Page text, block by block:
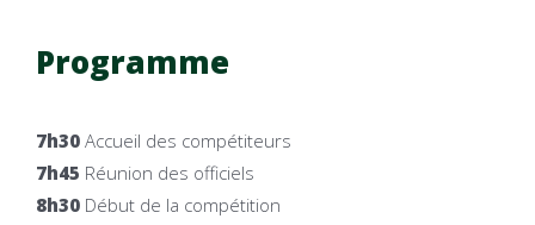
Programme
7h30 Accueil des compétiteurs
7h45 Réunion des officiels
8h30 Début de la compétition